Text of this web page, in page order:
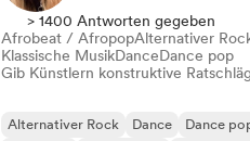
> 1400 Antworten gegeben
Afrobeat / AfropopAlternativer
Klassische MusikDanceDance pop
Gib Künstlern konstruktive
Alternativer Rock Dance
Dance